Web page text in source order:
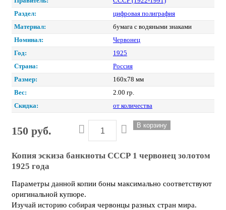
Раздел:
цифровая полиграфия
Материал:
бумага с водяными знаками
Номинал:
Червонец
Год:
1925
Страна:
Россия
Размер:
160х78 мм
Вес:
2.00 гр.
Скидка:
от количества
150 руб.
Копия эскиза банкноты СССР 1 червонец золотом
1925 года
Параметры данной копии боны максимально соответствуют
оригинальной купюре.
Изучай историю собирая червонцы разных стран мира.